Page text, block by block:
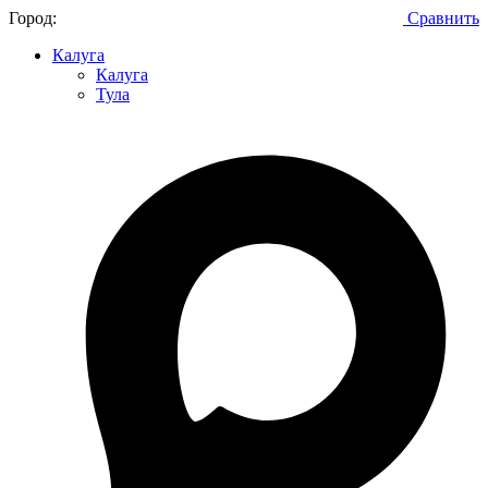
Город:
Калуга
Калуга
Тула
Сравнить